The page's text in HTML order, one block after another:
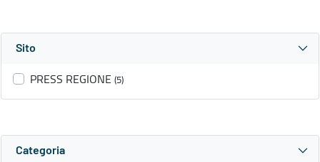
Sito
PRESS REGIONE (5)
Categoria